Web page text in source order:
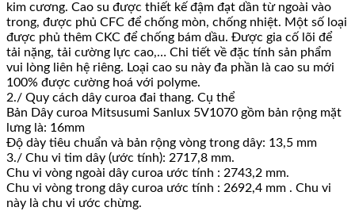
kim cương. Cao su được thiết kế đậm đạt dần từ ngoài vào
trong, được phủ CFC để chống mòn, chống nhiệt. Một số loại
được phủ thêm CKC để chống bám dầu. Được gia cố lõi để
tải nặng, tải cường lực cao,… Chi tiết về đặc tính sản phẩm
vui lòng liên hệ riêng. Loại cao su này đa phần là cao su mới
100% được cường hoá với polyme.
2./ Quy cách dây curoa đai thang. Cụ thể
Bản Dây curoa Mitsusumi Sanlux 5V1070 gồm bản rộng mặt
lưng là: 16mm
Độ dày tiêu chuẩn và bản rộng vòng trong dây: 13,5 mm
3./ Chu vi tim dây (ước tính): 2717,8 mm.
Chu vi vòng ngoài dây curoa ước tính : 2743,2 mm.
Chu vi vòng trong dây curoa ước tính : 2692,4 mm . Chu vi
này là chu vi ước chừng.